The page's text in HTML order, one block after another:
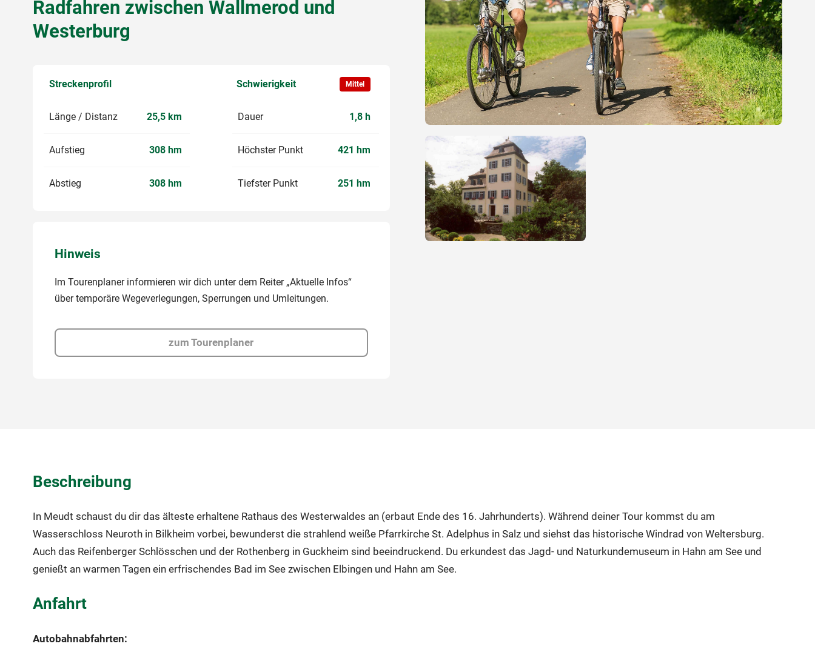
Radfahren zwischen Wallmerod und
Westerburg
Streckenprofil Schwierigkeit Mittel
Länge / Distanz 25,5 km
Aufstieg 308 hm
Abstieg 308 hm
Dauer 1,8 h
Höchster Punkt 421 hm
Tiefster Punkt 251 hm
Hinweis
Im Tourenplaner informieren wir dich unter dem Reiter „Aktuelle Infos“
über temporäre Wegeverlegungen, Sperrungen und Umleitungen.
zum Tourenplaner
Beschreibung
In Meudt schaust du dir das älteste erhaltene Rathaus des Westerwaldes an (erbaut Ende des 16. Jahrhunderts). Während deiner Tour kommst du am
Wasserschloss Neuroth in Bilkheim vorbei, bewunderst die strahlend weiße Pfarrkirche St. Adelphus in Salz und siehst das historische Windrad von Weltersburg.
Auch das Reifenberger Schlösschen und der Rothenberg in Guckheim sind beeindruckend. Du erkundest das Jagd- und Naturkundemuseum in Hahn am See und
genießt an warmen Tagen ein erfrischendes Bad im See zwischen Elbingen und Hahn am See.
Anfahrt
Autobahnabfahrten: